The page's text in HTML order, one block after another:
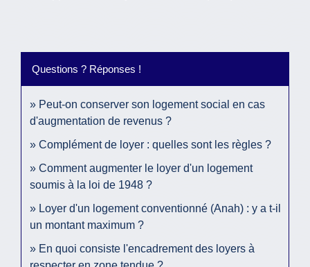
Questions ? Réponses !
Peut-on conserver son logement social en cas
d'augmentation de revenus ?
Complément de loyer : quelles sont les règles ?
Comment augmenter le loyer d'un logement
soumis à la loi de 1948 ?
Loyer d'un logement conventionné (Anah) : y a t-il
un montant maximum ?
En quoi consiste l'encadrement des loyers à